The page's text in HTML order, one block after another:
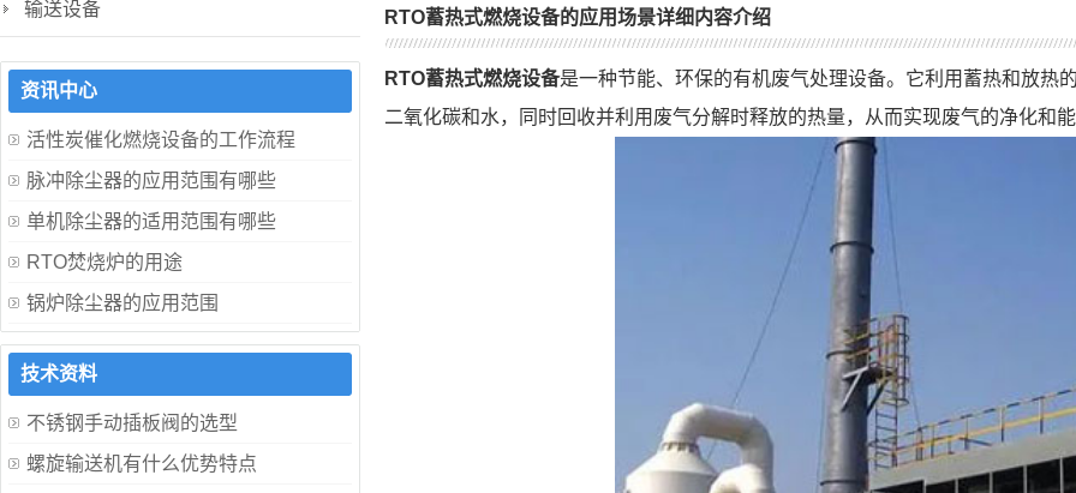
RTO蓄热式燃烧设备的应用场景详细内容介绍
RTO蓄热式燃烧设备是一种节能、环保的有机废气处理设备。它利用蓄热和放
二氧化碳和水，同时回收并利用废气分解时释放的热量，从而实现废气的净化和
输送设备
资讯中心
活性炭催化燃烧设备的工作流程
脉冲除尘器的应用范围有哪些
单机除尘器的适用范围有哪些
RTO焚烧炉的用途
锅炉除尘器的应用范围
技术资料
不锈钢手动插板阀的选型
螺旋输送机有什么优势特点